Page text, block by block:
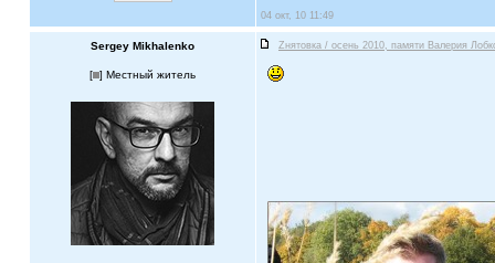
04 окт, 10 11:49
Sergey Mikhalenko Zнятовка / осень 2010, памяти Валерия
[ ] Местный житель